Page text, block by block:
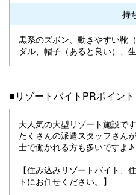
持
黒系のズボン、動きやすい靴
ダル、帽子（あると良い）、生
■リゾートバイトPRポイント
大人気の大型リゾート施設です
たくさんの派遣スタッフさん
士で働かれる方も多いですよ♪
【住み込みリゾートバイト、
トにお任せください。】